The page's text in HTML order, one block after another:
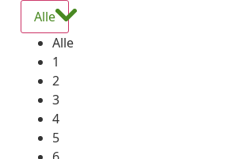
Alle
Alle
1
2
3
4
5